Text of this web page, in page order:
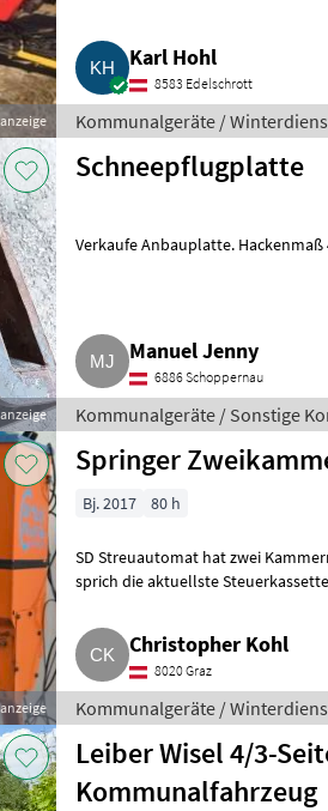
Karl Hohl
8583 Edelschrott
Kommunalgeräte /
Schneepflugplatte
Verkaufe Anbauplatte.
Manuel Jenny
6886 Schoppernau
Kommunalgeräte / Sonstige
Springer
Bj. 2017 80 h
SD Streuautomat hat zwei
sprich die aktuellste
Christopher Kohl
8020 Graz
Kommunalgeräte /
Leiber Wisel 4/3-
Kommunalfahrzeug